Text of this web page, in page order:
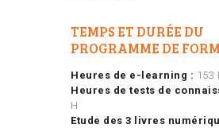
TEMPS ET DURÉE DU
PROGRAMME DE
Heures de e-learning : 153
Heures de tests de
H
Etude des 3 livres